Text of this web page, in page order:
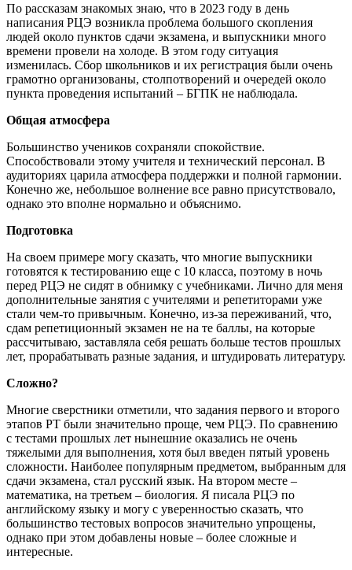
По рассказам знакомых знаю, что в 2023 году в день
написания РЦЭ возникла проблема большого скопления
людей около пунктов сдачи экзамена, и выпускники много
времени провели на холоде. В этом году ситуация
изменилась. Сбор школьников и их регистрация были очень
грамотно организованы, столпотворений и очередей около
пункта проведения испытаний – БГПК не наблюдала.
Общая атмосфера
Большинство учеников сохраняли спокойствие.
Способствовали этому учителя и технический персонал. В
аудиториях царила атмосфера поддержки и полной гармонии.
Конечно же, небольшое волнение все равно присутствовало,
однако это вполне нормально и объяснимо.
Подготовка
На своем примере могу сказать, что многие выпускники
готовятся к тестированию еще с 10 класса, поэтому в ночь
перед РЦЭ не сидят в обнимку с учебниками. Лично для меня
дополнительные занятия с учителями и репетиторами уже
стали чем-то привычным. Конечно, из-за переживаний, что,
сдам репетиционный экзамен не на те баллы, на которые
рассчитываю, заставляла себя решать больше тестов прошлых
лет, прорабатывать разные задания, и штудировать литературу.
Сложно?
Многие сверстники отметили, что задания первого и второго
этапов РТ были значительно проще, чем РЦЭ. По сравнению
с тестами прошлых лет нынешние оказались не очень
тяжелыми для выполнения, хотя был введен пятый уровень
сложности. Наиболее популярным предметом, выбранным для
сдачи экзамена, стал русский язык. На втором месте –
математика, на третьем – биология. Я писала РЦЭ по
английскому языку и могу с уверенностью сказать, что
большинство тестовых вопросов значительно упрощены,
однако при этом добавлены новые – более сложные и
интересные.